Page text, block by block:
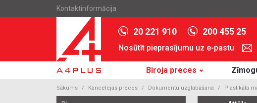
Kontaktinformācija
20 221 910 200 455 25
Nosūtīt pieprasījumu uz e-pastu
Biroja preces
Sākums Kancelejas preces Dokumentu uzglabāšana Plastikāta